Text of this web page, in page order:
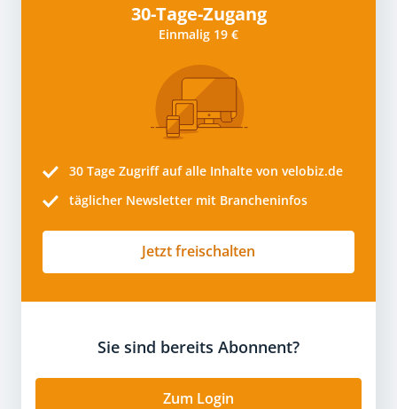
30-Tage-Zugang
Einmalig 19 €
30 Tage Zugriff auf alle Inhalte von velobiz.de
täglicher Newsletter mit Brancheninfos
Jetzt freischalten
Sie sind bereits Abonnent?
Zum Login